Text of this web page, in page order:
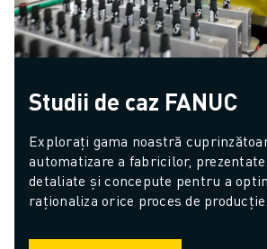
Studii de caz FANUC
Explorați gama noastră
automatizare a fabricilor,
detaliate și concepute pentru a
raționaliza orice proces de producție.